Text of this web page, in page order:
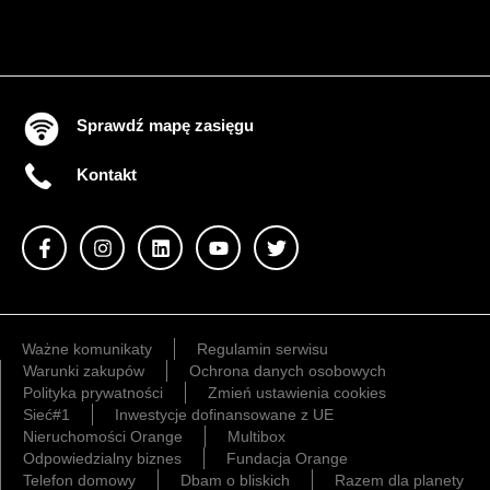
Sprawdź mapę zasięgu
Kontakt
Ważne komunikaty
Regulamin serwisu
Warunki zakupów
Ochrona danych osobowych
Polityka prywatności
Zmień ustawienia cookies
Sieć#1
Inwestycje dofinansowane z UE
Nieruchomości Orange
Multibox
Odpowiedzialny biznes
Fundacja Orange
Telefon domowy
Dbam o bliskich Razem dla planety